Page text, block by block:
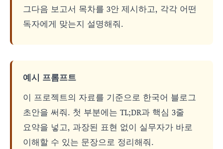
그다음 보고서 목차를 3안 제시하고, 각각 어떤
독자에게 맞는지 설명해줘.
예시 프롬프트
이 프로젝트의 자료를 기준으로 한국어 블로그
초안을 써줘. 첫 부분에는 TL;DR과 핵심 3줄
요약을 넣고, 과장된 표현 없이 실무자가 바로
이해할 수 있는 문장으로 정리해줘.